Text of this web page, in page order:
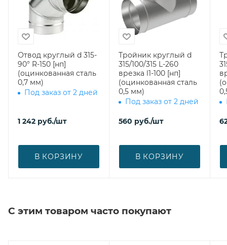
Отвод круглый d 315-
90° R-150 [нп]
(оцинкованная сталь
0,7 мм)
Под заказ от 2 дней
1 242 руб./шт
В КОРЗИНУ
Тройник круглый d
315/100/315 L-260
врезка l1-100 [нп]
(оцинкованная сталь
0,5 мм)
Под заказ от 2 дней
560 руб./шт
В КОРЗИНУ
С этим товаром часто покупают